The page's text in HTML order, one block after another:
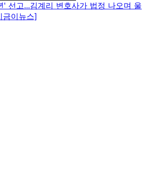
선고...김계리 변호사가 법정 나오며 울
금이뉴스]